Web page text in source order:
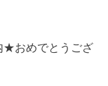
おめでとうござ